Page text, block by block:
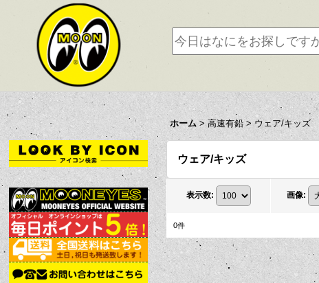
ホーム > 高速有鉛 > ウェア/キッズ
ウェア/キッズ
表示数: 画像:
0件